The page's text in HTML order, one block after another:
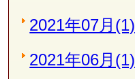
2021年07月(1)
2021年06月(1)